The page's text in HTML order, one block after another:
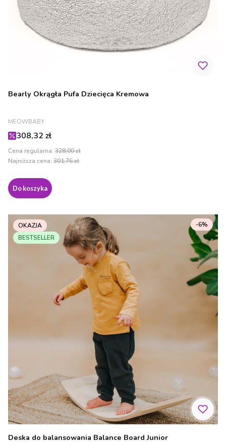
Bearly Okrągła Pufa Dziecięca Kremowa
PRODUCENT
MEOWBABY
Cena promocyjna
308,32 zł
Cena regularna: 328,00 zł
Najniższa cena: 301,76 zł
Do koszyka
OKAZJA
BESTSELLER
Deska do balansowania Balance Board Junior
-6%